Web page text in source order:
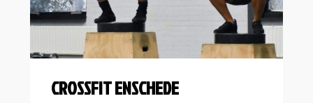
CROSSFIT ENSCHEDE